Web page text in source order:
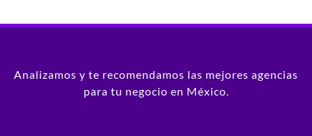
Analizamos y te recomendamos las mejores agencias
para tu negocio en México.